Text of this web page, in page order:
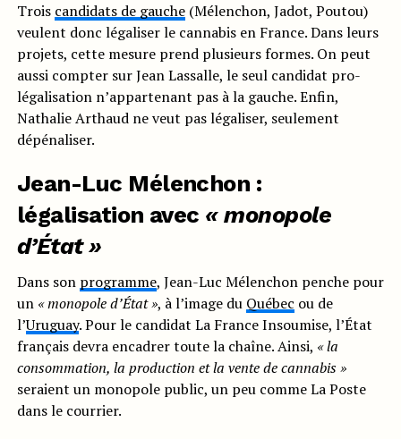
Trois candidats de gauche(Mélenchon, Jadot, Poutou)
veulent donc légaliser le cannabis en France. Dans leurs
projets, cette mesure prend plusieurs formes. On peut
aussi compter sur Jean Lassalle, le seul candidat pro-
légalisation n’appartenant pas à la gauche. Enfin,
Nathalie Arthaud ne veut pas légaliser, seulement
dépénaliser.
Jean-Luc Mélenchon :
légalisation avec « monopole
d’État »
Dans son programme, Jean-Luc Mélenchon penche pour
un « monopole d’État », à l’image du Québec ou de
l’Uruguay. Pour le candidat La France Insoumise, l’État
français devra encadrer toute la chaîne. Ainsi, « la
consommation, la production et la vente de cannabis »
seraient un monopole public, un peu comme La Poste
dans le courrier.